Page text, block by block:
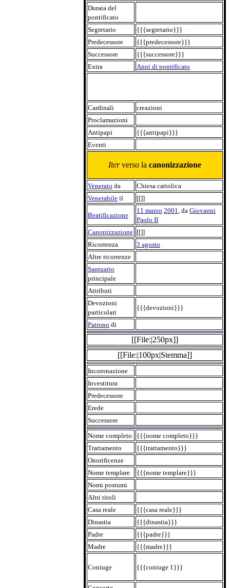
Durata del
pontificato
Segretario
{{{segretario}}}
Predecessore
{{{predecessore}}}
Successore
{{{successore}}}
Extra
Anni di pontificato
Cardinali
creazioni
Proclamazioni
Antipapi
{{{antipapi}}}
Eventi
Iterverso la canonizzazione
Venerato da
Chiesa cattolica
Venerabile il [[]]
Beatificazione
11 marzo 2001 , da Giovanni
Paolo II
Canonizzazione [[]]
Ricorrenza
3 agosto
Altre ricorrenze
Santuario
principale
Attributi
Devozioni
particolari
{{{devozioni}}}
Patrono di
[[File:|250px]]
[[File:|100px|Stemma]]
Incoronazione
Investitura
Predecessore
Erede
Successore
Nome completo
{{{nome completo}}}
Trattamento
{{{trattamento}}}
Onorificenze
Nome templare
{{{nome templare}}}
Nomi postumi
Altri titoli
Casa reale
{{{casa reale}}}
Dinastia
{{{dinastia}}}
Padre
{{{padre}}}
Madre
{{{madre}}}
Coniuge {{{coniuge 1}}}